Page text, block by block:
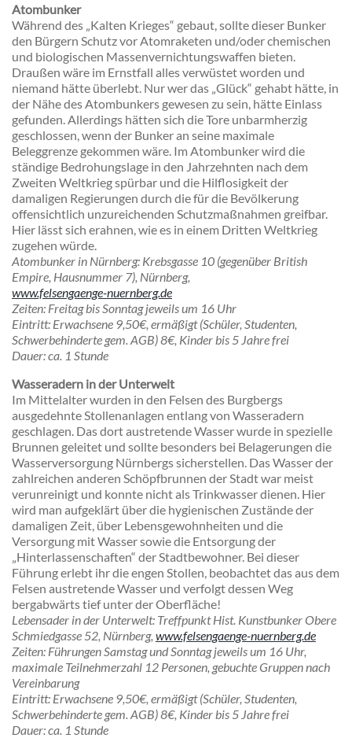
Atombunker
Während des „Kalten Krieges“ gebaut, sollte dieser Bunker
den Bürgern Schutz vor Atomraketen und/oder chemischen
und biologischen Massenvernichtungswaffen bieten.
Draußen wäre im Ernstfall alles verwüstet worden und
niemand hätte überlebt. Nur wer das „Glück“ gehabt hätte, in
der Nähe des Atombunkers gewesen zu sein, hätte Einlass
gefunden. Allerdings hätten sich die Tore unbarmherzig
geschlossen, wenn der Bunker an seine maximale
Beleggrenze gekommen wäre. Im Atombunker wird die
ständige Bedrohungslage in den Jahrzehnten nach dem
Zweiten Weltkrieg spürbar und die Hilflosigkeit der
damaligen Regierungen durch die für die Bevölkerung
offensichtlich unzureichenden Schutzmaßnahmen greifbar.
Hier lässt sich erahnen, wie es in einem Dritten Weltkrieg
zugehen würde.
Atombunker in Nürnberg: Krebsgasse 10 (gegenüber British
Empire, Hausnummer 7), Nürnberg,
www.felsengaenge-nuernberg.de
Zeiten: Freitag bis Sonntag jeweils um 16 Uhr
Eintritt: Erwachsene 9,50€, ermäßigt (Schüler, Studenten,
Schwerbehinderte gem. AGB) 8€, Kinder bis 5 Jahre frei
Dauer: ca. 1 Stunde
Wasseradern in der Unterwelt
Im Mittelalter wurden in den Felsen des Burgbergs
ausgedehnte Stollenanlagen entlang von Wasseradern
geschlagen. Das dort austretende Wasser wurde in spezielle
Brunnen geleitet und sollte besonders bei Belagerungen die
Wasserversorgung Nürnbergs sicherstellen. Das Wasser der
zahlreichen anderen Schöpfbrunnen der Stadt war meist
verunreinigt und konnte nicht als Trinkwasser dienen. Hier
wird man aufgeklärt über die hygienischen Zustände der
damaligen Zeit, über Lebensgewohnheiten und die
Versorgung mit Wasser sowie die Entsorgung der
„Hinterlassenschaften“ der Stadtbewohner. Bei dieser
Führung erlebt ihr die engen Stollen, beobachtet das aus dem
Felsen austretende Wasser und verfolgt dessen Weg
bergabwärts tief unter der Oberfläche!
Lebensader in der Unterwelt: Treffpunkt Hist. Kunstbunker Obere
Schmiedgasse 52, Nürnberg, www.felsengaenge-nuernberg.de
Zeiten: Führungen Samstag und Sonntag jeweils um 16 Uhr,
maximale Teilnehmerzahl 12 Personen, gebuchte Gruppen nach
Vereinbarung
Eintritt: Erwachsene 9,50€, ermäßigt (Schüler, Studenten,
Schwerbehinderte gem. AGB) 8€, Kinder bis 5 Jahre frei
Dauer: ca. 1 Stunde